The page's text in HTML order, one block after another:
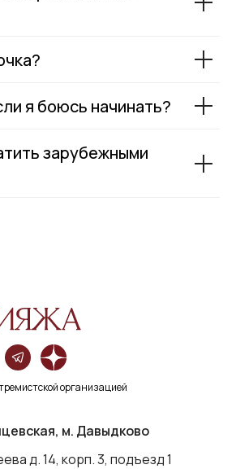
я боюсь начинать?
зарубежными
д. 14, корп. 3, подъезд 1
м. Давыдково
организацией